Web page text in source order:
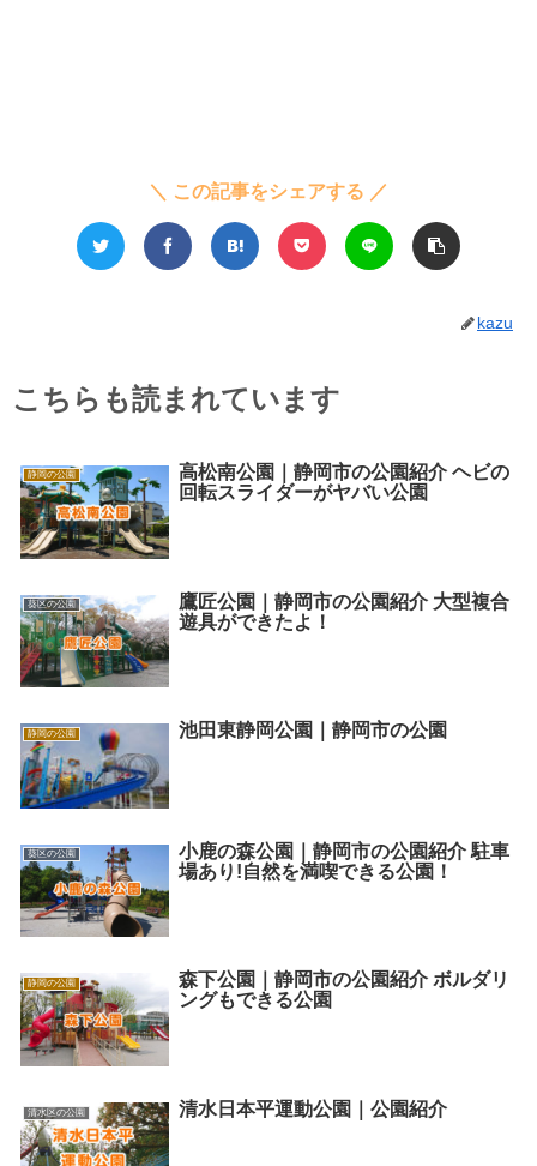
＼ この記事をシェアする ／
kazu
こちらも読まれています
静岡の公園
高松南公園｜静岡市の公園紹介 ヘビの
回転スライダーがヤバい公園
葵区の公園
鷹匠公園｜静岡市の公園紹介 大型複合
遊具ができたよ！
静岡の公園 池田東静岡公園｜静岡市の公園
葵区の公園
小鹿の森公園｜静岡市の公園紹介 駐車
場あり!自然を満喫できる公園！
静岡の公園
森下公園｜静岡市の公園紹介 ボルダリ
ングもできる公園
清水区の公園 清水日本平運動公園｜公園紹介